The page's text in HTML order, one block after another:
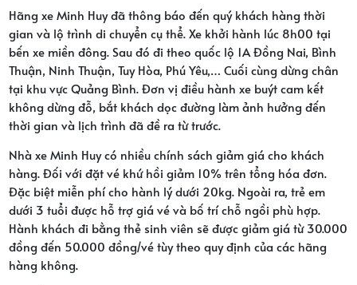
Hãng xe Minh Huy đã thông báo đến quý khách hàng thời
gian và lộ trình di chuyển cụ thể. Xe khởi hành lúc 8h00 tại
bến xe miền đông. Sau đó đi theo quốc lộ 1A Đồng Nai, Bình
Thuận, Ninh Thuận, Tuy Hòa, Phú Yêu,… Cuối cùng dừng chân
tại khu vực Quảng Bình. Đơn vị điều hành xe buýt cam kết
không dừng đỗ, bắt khách dọc đường làm ảnh hưởng đến
thời gian và lịch trình đã đề ra từ trước.
Nhà xe Minh Huy có nhiều chính sách giảm giá cho khách
hàng. Đối với đặt vé khứ hồi giảm 10% trên tổng hóa đơn.
Đặc biệt miễn phí cho hành lý dưới 20kg. Ngoài ra, trẻ em
dưới 3 tuổi được hỗ trợ giá vé và bố trí chỗ ngồi phù hợp.
Hành khách đi bằng thẻ sinh viên sẽ được giảm giá từ 30.000
đồng đến 50.000 đồng/vé tùy theo quy định của các hãng
hàng không.